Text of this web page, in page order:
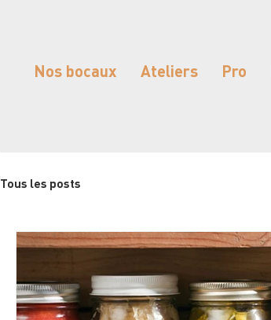
Nos bocaux Ateliers Pro
Tous les posts